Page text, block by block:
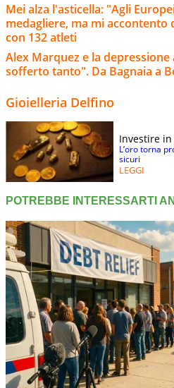
Mei alza l'asticella: "Agli
medagliere, ma mi accontento
con 132 atleti
Alex Marquez e la
sofferto tanto". Da Bagnaia a
Gioielleria Delfino
Investire
L’oro torna
sicuri
LEGGI